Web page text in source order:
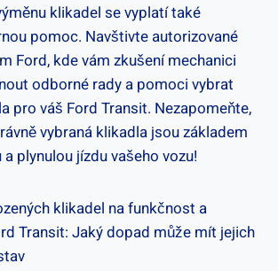
klikadel se vyplatí také
pomoc. Navštivte autorizované
Ford, kde vám zkušení mechanici
odborné‍ rady a pomoci ⁤vybrat
pro⁣ váš Ford Transit. Nezapomeňte,
vybraná klikadla​ jsou základem
plynulou jízdu vašeho vozu!